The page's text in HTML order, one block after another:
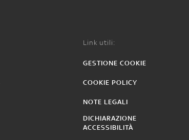
Link utili:
GESTIONE COOKIE
COOKIE POLICY
NOTE LEGALI
DICHIARAZIONE
ACCESSIBILITÀ